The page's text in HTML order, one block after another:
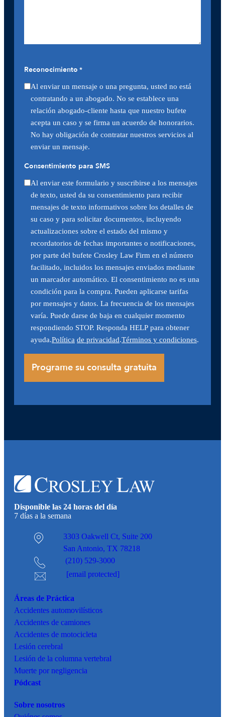
Reconocimiento *
Al enviar un mensaje o una pregunta, usted no está
contratando a un abogado. No se establece una
relación abogado-cliente hasta que nuestro bufete
acepta un caso y se firma un acuerdo de honorarios.
No hay obligación de contratar nuestros servicios al
enviar un mensaje.
Consentimiento para SMS
Al enviar este formulario y suscribirse a los mensajes
de texto, usted da su consentimiento para recibir
mensajes de texto informativos sobre los detalles de
su caso y para solicitar documentos, incluyendo
actualizaciones sobre el estado del mismo y
recordatorios de fechas importantes o notificaciones,
por parte del bufete Crosley Law Firm en el número
facilitado, incluidos los mensajes enviados mediante
un marcador automático. El consentimiento no es una
condición para la compra. Pueden aplicarse tarifas
por mensajes y datos. La frecuencia de los mensajes
varía. Puede darse de baja en cualquier momento
respondiendo STOP. Responda HELP para obtener
ayuda.Política de privacidad.Términos y condiciones.
Disponible las 24 horas del día
7 días a la semana
3303 Oakwell Ct, Suite 200
San Antonio, TX 78218
(210) 529-3000
[email protected]
Áreas de Práctica
Accidentes automovilísticos
Accidentes de camiones
Accidentes de motocicleta
Lesión cerebral
Lesión de la columna vertebral
Muerte por negligencia
Pódcast
Sobre nosotros